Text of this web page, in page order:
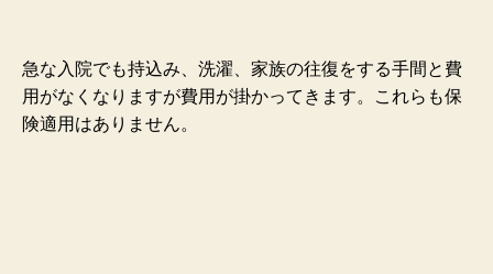
急な入院でも持込み、洗濯、家族の往復をする手間と費
用がなくなりますが費用が掛かってきます。これらも保
険適用はありません。